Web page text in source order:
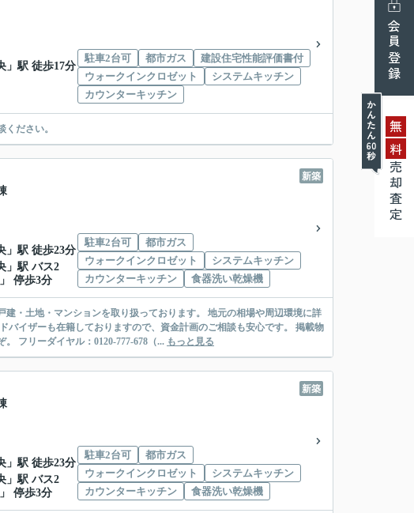
会員登録
無
料
売却査定
」駅 徒歩17分
駐車2台可 都市ガス
建設住宅性能評価書付
ウォークインクロゼット
システムキッチン
カウンターキッチン
ださい。
新築
」駅 徒歩23分
」駅 バス2
停歩3分
駐車2台可
都市ガス
ウォークインクロゼット
システムキッチン
カウンターキッチン
食器洗い乾燥機
・土地・マンションを取り扱っております。 地元の相場や周辺環境に詳
バイザーも在籍しておりますので、資金計画のご相談も安心です。 掲載物
フリーダイヤル：0120-777-678（... もっと見る
新築
」駅 徒歩23分
」駅 バス2
停歩3分
駐車2台可
都市ガス
ウォークインクロゼット
システムキッチン
カウンターキッチン
食器洗い乾燥機